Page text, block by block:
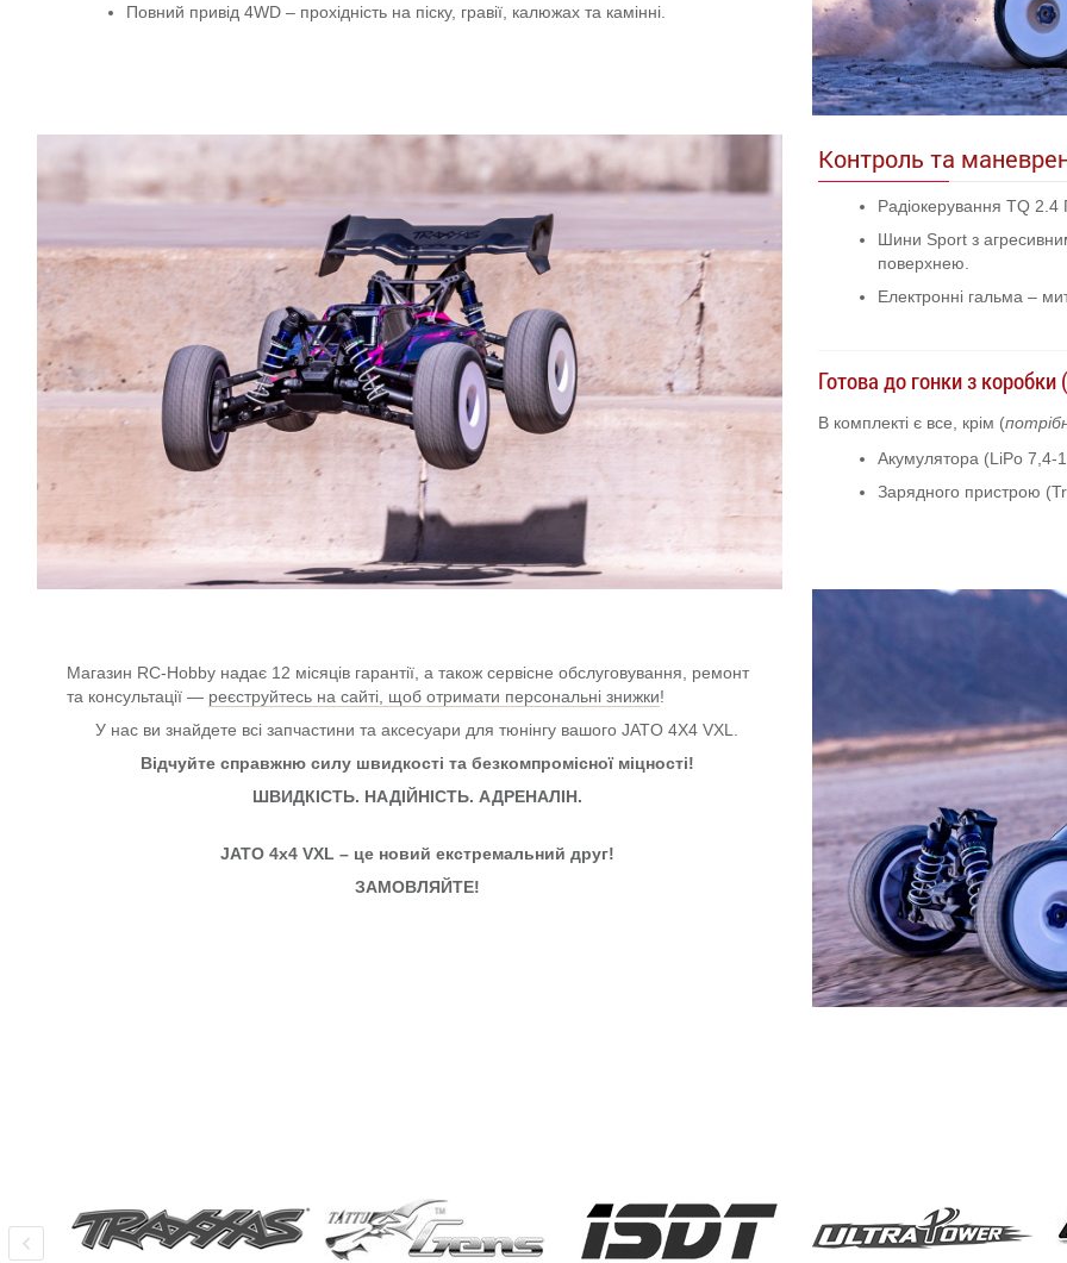
Повний привід 4WD – прохідність на піску, гравії, калюжах та камінні.
Контроль та
Радіокерування TQ 2.4
Шини Sport з
поверхнею.
Електронні гальма –
Готова до гонки з коробки
В комплекті є все, крім (
Акумулятора (LiPo 7,4-
Зарядного пристрою
Магазин RC-Hobby надає 12 місяців гарантії, а також сервісне обслуговування, ремонт
та консультації — реєструйтесь на сайті, щоб отримати персональні знижки!
У нас ви знайдете всі запчастини та аксесуари для тюнінгу вашого JATO 4X4 VXL.
Відчуйте справжню силу швидкості та безкомпромісної міцності!
ШВИДКІСТЬ. НАДІЙНІСТЬ. АДРЕНАЛІН.
JATO 4x4 VXL – це новий екстремальний друг!
ЗАМОВЛЯЙТЕ!